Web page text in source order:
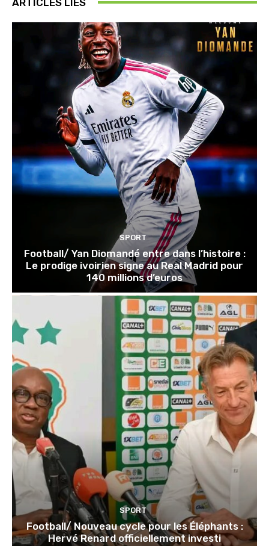
SPORT
Football/ Yan Diomandé entre dans l’histoire :
Le prodige ivoirien signe au Real Madrid pour
140 millions d’euros
SPORT
Football/ Nouveau cycle pour les Éléphants :
Hervé Renard officiellement investi